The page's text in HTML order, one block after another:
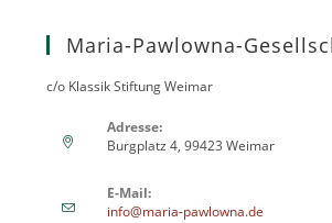
Maria-Pawlowna-
c/o Klassik Stiftung Weimar
Adresse:
Burgplatz 4, 99423 Weimar
E-Mail:
info@maria-pawlowna.de